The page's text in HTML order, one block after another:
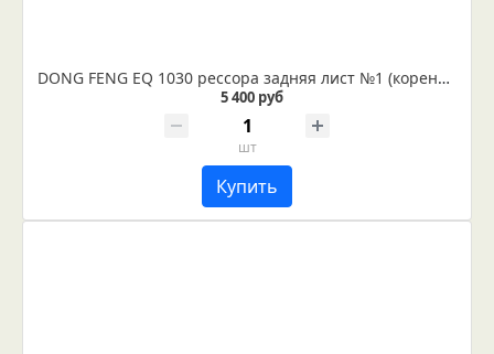
DONG FENG EQ 1030 рессора задняя лист №1 (коренной) (Арт. IR 03-01-01)
5 400 руб
шт
Купить